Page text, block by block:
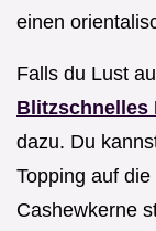
einen
Falls du Lust
Blitzschnelles
dazu. Du
Topping auf
Cashewkerne